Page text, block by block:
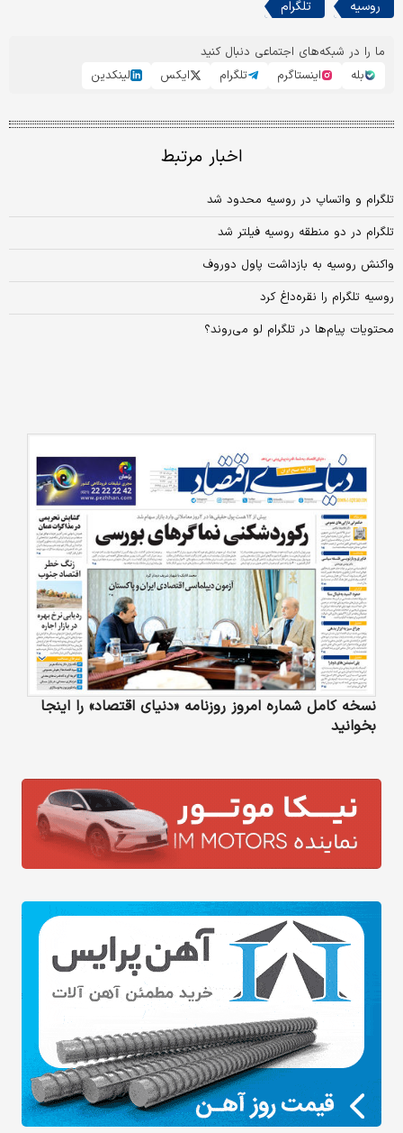
روسیه تلگرام
ما را در شبکه‌های اجتماعی دنبال کنید
بله
اینستاگرم تلگرام ایکس لینکدین
اخبار مرتبط
تلگرام و واتساپ در روسیه محدود شد
تلگرام در دو منطقه روسیه فیلتر شد
واکنش روسیه به بازداشت پاول دوروف
روسیه تلگرام را نقره‌داغ کرد
محتویات پیام‌ها در تلگرام لو می‌روند؟
نسخه کامل شماره امروز روزنامه «دنیای‌ اقتصاد» را اینجا
بخوانید